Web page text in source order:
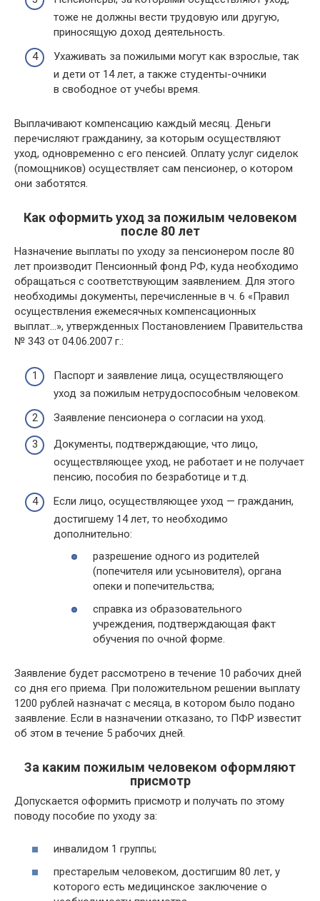
тоже не должны вести трудовую или другую,
приносящую доход деятельность.
Ухаживать за пожилыми могут как взрослые, так
и дети от 14 лет, а также студенты-очники
в свободное от учебы время.
Выплачивают компенсацию каждый месяц. Деньги
перечисляют гражданину, за которым осуществляют
уход, одновременно с его пенсией. Оплату услуг сиделок
(помощников) осуществляет сам пенсионер, о котором
они заботятся.
Как оформить уход за пожилым человеком
после 80 лет
Назначение выплаты по уходу за пенсионером после 80
лет производит Пенсионный фонд РФ, куда необходимо
обращаться с соответствующим заявлением. Для этого
необходимы документы, перечисленные в ч. 6 «Правил
осуществления ежемесячных компенсационных
выплат…», утвержденных Постановлением Правительства
№ 343 от 04.06.2007 г.:
Паспорт и заявление лица, осуществляющего
уход за пожилым нетрудоспособным человеком.
Заявление пенсионера о согласии на уход.
Документы, подтверждающие, что лицо,
осуществляющее уход, не работает и не получает
пенсию, пособия по безработице и т.д.
Если лицо, осуществляющее уход — гражданин,
достигшему 14 лет, то необходимо
дополнительно:
разрешение одного из родителей
(попечителя или усыновителя), органа
опеки и попечительства;
справка из образовательного
учреждения, подтверждающая факт
обучения по очной форме.
Заявление будет рассмотрено в течение 10 рабочих дней
со дня его приема. При положительном решении выплату
1200 рублей назначат с месяца, в котором было подано
заявление. Если в назначении отказано, то ПФР известит
об этом в течение 5 рабочих дней.
За каким пожилым человеком оформляют
присмотр
Допускается оформить присмотр и получать по этому
поводу пособие по уходу за:
инвалидом 1 группы;
престарелым человеком, достигшим 80 лет, у
которого есть медицинское заключение о